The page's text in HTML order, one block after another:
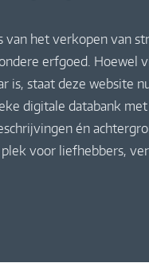
van het verkopen van
erfgoed. Hoewel
is, staat deze website
digitale databank
én
voor liefhebbers,